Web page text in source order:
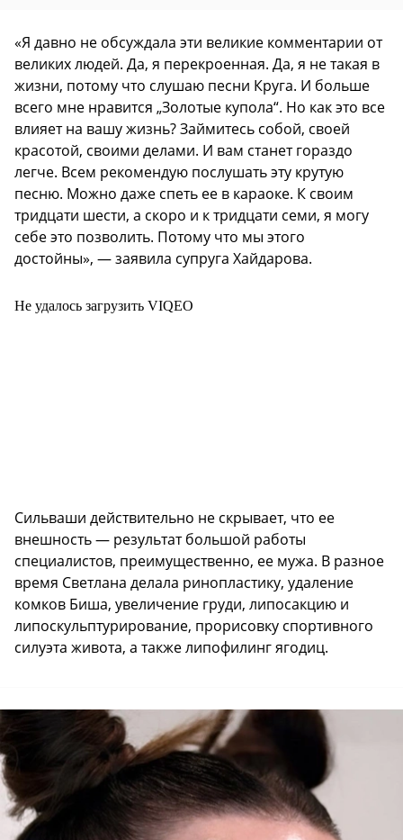
«Я давно не обсуждала эти великие комментарии от
великих людей. Да, я перекроенная. Да, я не такая в
жизни, потому что слушаю песни Круга. И больше
всего мне нравится „Золотые купола“. Но как это все
влияет на вашу жизнь? Займитесь собой, своей
красотой, своими делами. И вам станет гораздо
легче. Всем рекомендую послушать эту крутую
песню. Можно даже спеть ее в караоке. К своим
тридцати шести, а скоро и к тридцати семи, я могу
себе это позволить. Потому что мы этого
достойны», — заявила супруга Хайдарова.
Не удалось загрузить VIQEO
Сильваши действительно не скрывает, что ее
внешность — результат большой работы
специалистов, преимущественно, ее мужа. В разное
время Светлана делала ринопластику, удаление
комков Биша, увеличение груди, липосакцию и
липоскульптурирование, прорисовку спортивного
силуэта живота, а также липофилинг ягодиц.